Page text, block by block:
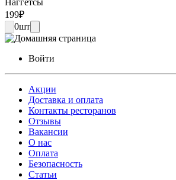
199₽
0шт
Войти
Акции
Доставка и оплата
Контакты ресторанов
Отзывы
Вакансии
О нас
Оплата
Безопасность
Статьи